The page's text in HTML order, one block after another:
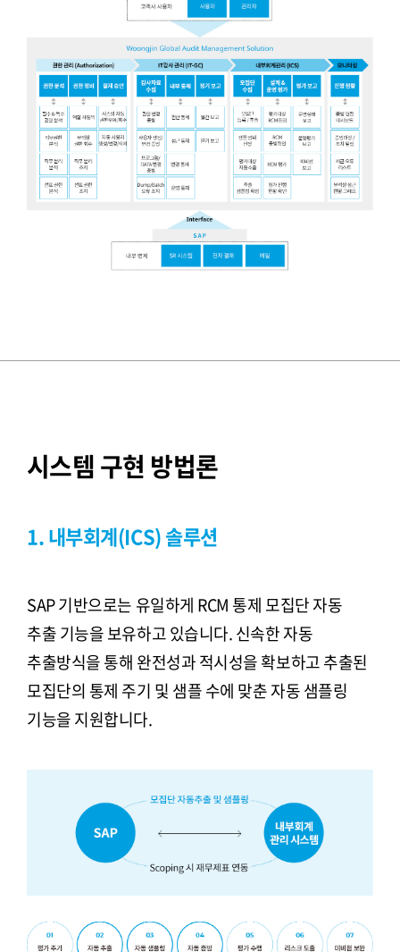
시스템 구현 방법론
1. 내부회계(ICS) 솔루션
SAP 기반으로는 유일하게 RCM 통제 모집단 자동
추출 기능을 보유하고 있습니다. 신속한 자동
추출방식을 통해 완전성과 적시성을 확보하고 추출된
모집단의 통제 주기 및 샘플 수에 맞춘 자동 샘플링
기능을 지원합니다.